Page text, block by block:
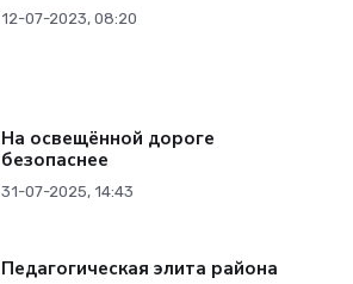
12-07-2023, 08:20
На освещённой дороге
безопаснее
31-07-2025, 14:43
Педагогическая элита района